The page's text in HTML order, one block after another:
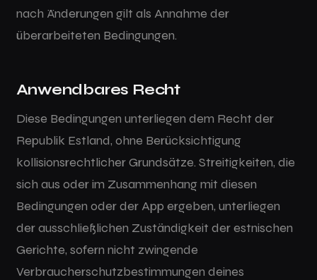
nach Änderungen gilt als Annahme der
überarbeiteten Bedingungen.
Anwendbares Recht
Diese Bedingungen unterliegen dem Recht der
Republik Estland, ohne Berücksichtigung
kollisionsrechtlicher Grundsätze. Streitigkeiten, die
sich aus oder im Zusammenhang mit diesen
Bedingungen oder der App ergeben, unterliegen
der ausschließlichen Zuständigkeit der estnischen
Gerichte, sofern nicht zwingende
Verbraucherschutzbestimmungen deines